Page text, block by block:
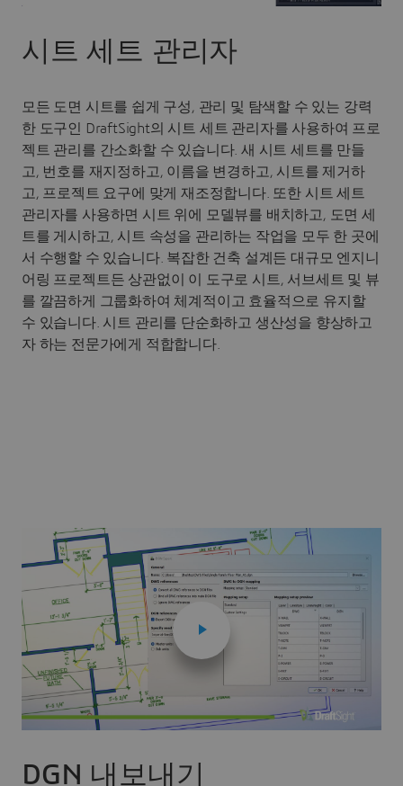
시트 세트 관리자
모든 도면 시트를 쉽게 구성, 관리 및 탐색할 수 있는 강력
한 도구인 DraftSight의 시트 세트 관리자를 사용하여 프로
젝트 관리를 간소화할 수 있습니다. 새 시트 세트를 만들
고, 번호를 재지정하고, 이름을 변경하고, 시트를 제거하
고, 프로젝트 요구에 맞게 재조정합니다. 또한 시트 세트
관리자를 사용하면 시트 위에 모델뷰를 배치하고, 도면 세
트를 게시하고, 시트 속성을 관리하는 작업을 모두 한 곳에
서 수행할 수 있습니다. 복잡한 건축 설계든 대규모 엔지니
어링 프로젝트든 상관없이 이 도구로 시트, 서브세트 및 뷰
를 깔끔하게 그룹화하여 체계적이고 효율적으로 유지할
수 있습니다. 시트 관리를 단순화하고 생산성을 향상하고
자 하는 전문가에게 적합합니다.
DGN 내보내기